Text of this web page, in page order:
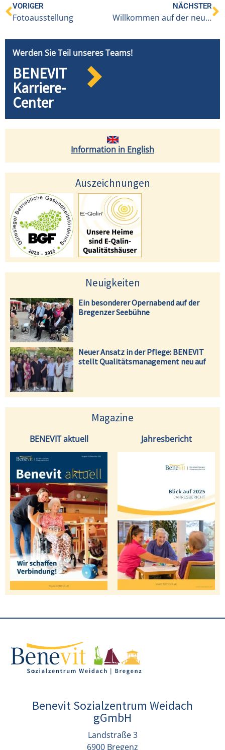
VORIGER
Fotoausstellung
NÄCHSTER
Willkommen auf der neuen Website der Benevit gGmbH!
Werden Sie Teil unseres Teams!
BENEVIT
Karriere-
Center
Information in English
Auszeichnungen
Neuigkeiten
Ein besonderer Opernabend auf der
Bregenzer Seebühne
Neuer Ansatz in der Pflege: BENEVIT
stellt Qualitätsmanagement neu auf
Magazine
BENEVIT aktuell Jahresbericht
Benevit Sozialzentrum Weidach
gGmbH
Landstraße 3
6900 Bregenz